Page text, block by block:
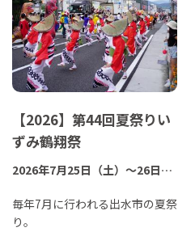
【2026】第44回夏祭りい
ずみ鶴翔祭
2026年7月25日（土）～26日
※例年7月下旬の2日間
毎年7月に行われる出水市の夏祭
り。